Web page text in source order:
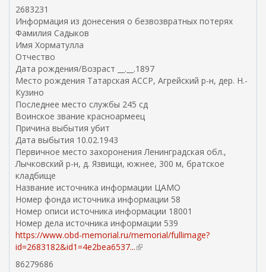
2683231
Информация из донесения о безвозвратных потерях
Фамилия Садыков
Имя Хорматулла
Отчество
Дата рождения/Возраст __.__.1897
Место рождения Татарская АССР, Агрейский р-н, дер. Н.-
Кузино
Последнее место службы 245 сд
Воинское звание красноармеец
Причина выбытия убит
Дата выбытия 10.02.1943
Первичное место захоронения Ленинградская обл.,
Лычковский р-н, д. Язвищи, южнее, 300 м, братское
кладбище
Название источника информации ЦАМО
Номер фонда источника информации 58
Номер описи источника информации 18001
Номер дела источника информации 539
https://www.obd-memorial.ru/memorial/fullimage?
id=2683182&id1=4e2bea6537...(
86279686